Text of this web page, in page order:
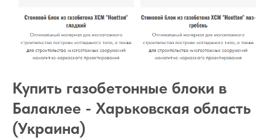
Купить газобетонные блоки в
Балаклее - Харьковская область
(Украина)